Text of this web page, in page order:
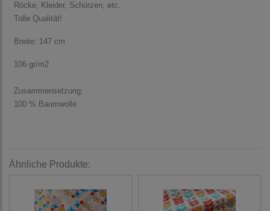
Röcke, Kleider, Schürzen, etc.
Tolle Qualität!
Breite: 147 cm
106 gr/m2
Zusammensetzung:
100 % Baumwolle
Ähnliche Produkte: